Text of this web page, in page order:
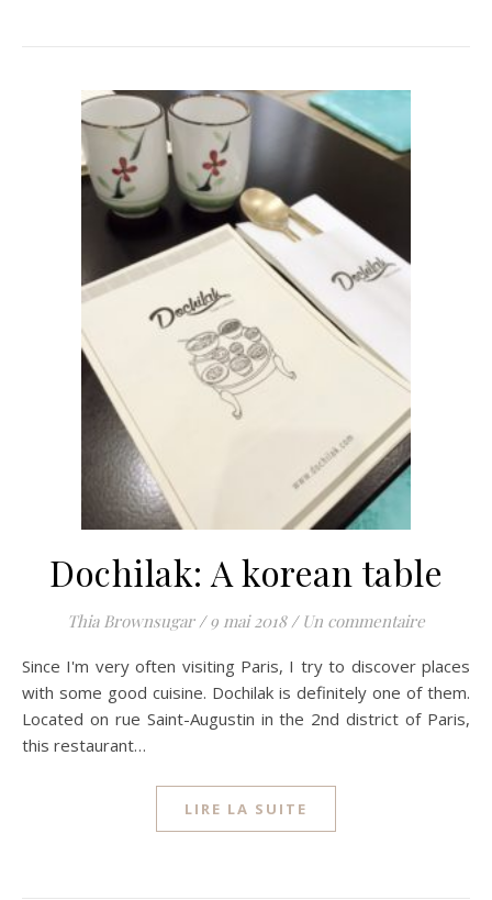
Dochilak: A korean table
Thia Brownsugar / 9 mai 2018 / Un commentaire
Since I'm very often visiting Paris, I try to discover places
with some good cuisine. Dochilak is definitely one of them.
Located on rue Saint-Augustin in the 2nd district of Paris,
this restaurant…
LIRE LA SUITE